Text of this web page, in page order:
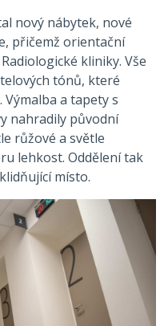
nový nábytek, nové
přičemž orientační
kliniky. Vše
tónů, které
a tapety s
nahradily původní
růžové a světle
lehkost. Oddělení tak
místo.